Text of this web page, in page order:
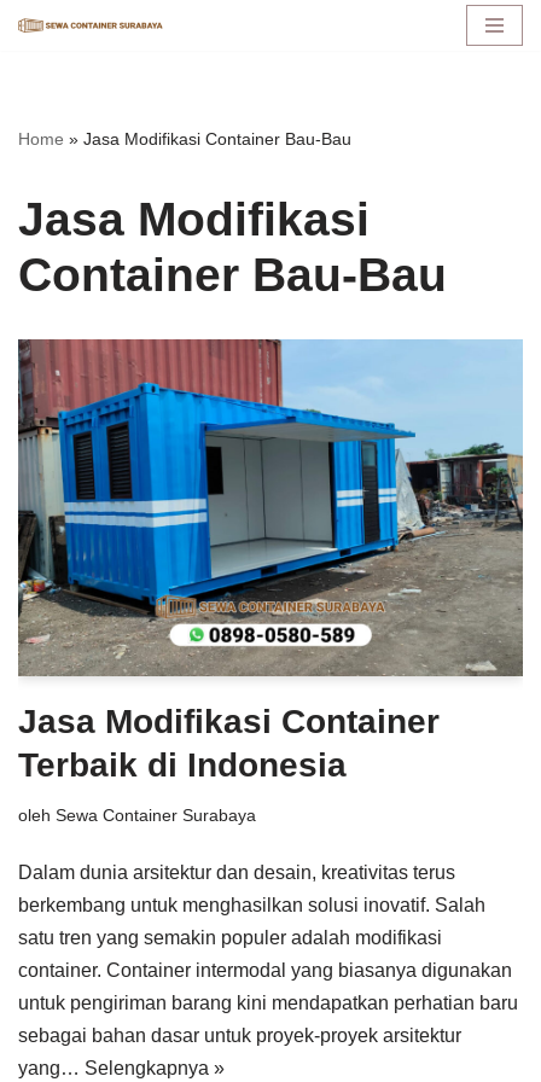
konten
Home » Jasa Modifikasi Container Bau-Bau
Jasa Modifikasi
Container Bau-Bau
Jasa Modifikasi Container
Terbaik di Indonesia
oleh Sewa Container Surabaya
Dalam dunia arsitektur dan desain, kreativitas terus
berkembang untuk menghasilkan solusi inovatif. Salah
satu tren yang semakin populer adalah modifikasi
container. Container intermodal yang biasanya digunakan
untuk pengiriman barang kini mendapatkan perhatian baru
sebagai bahan dasar untuk proyek-proyek arsitektur
yang… Selengkapnya »